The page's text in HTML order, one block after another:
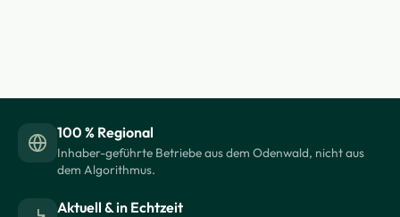
100 % Regional
Inhaber-geführte Betriebe aus dem Odenwald, nicht aus
dem Algorithmus.
Aktuell & in Echtzeit